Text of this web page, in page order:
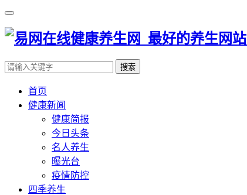
搜索
首页
健康新闻
健康简报
今日头条
名人养生
曝光台
疫情防控
四季养生